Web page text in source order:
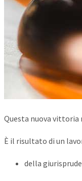
Questa nuova vittoria
È il risultato di un
della